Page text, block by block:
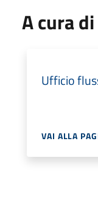
A cura di
Ufficio
VAI ALLA